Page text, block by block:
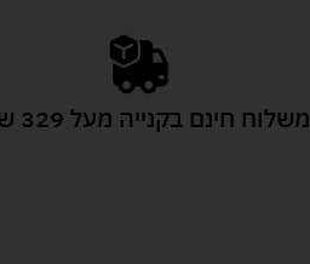
משלוח חינם בקנייה מעל 329 ש"ח